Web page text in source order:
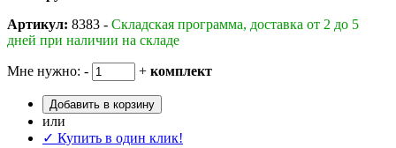
Артикул: 8383 - Складская программа, доставка от 2 до 5
дней при наличии на складе
Мне нужно: - + комплект
Добавить в корзину
или
✓ Купить в один клик!